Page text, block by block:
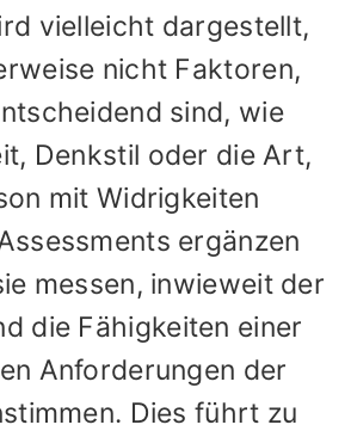
vielleicht dargestellt,
nicht Faktoren,
sind, wie
Denkstil oder die Art,
mit Widrigkeiten
ergänzen
messen, inwieweit der
die Fähigkeiten einer
Anforderungen der
Dies führt zu